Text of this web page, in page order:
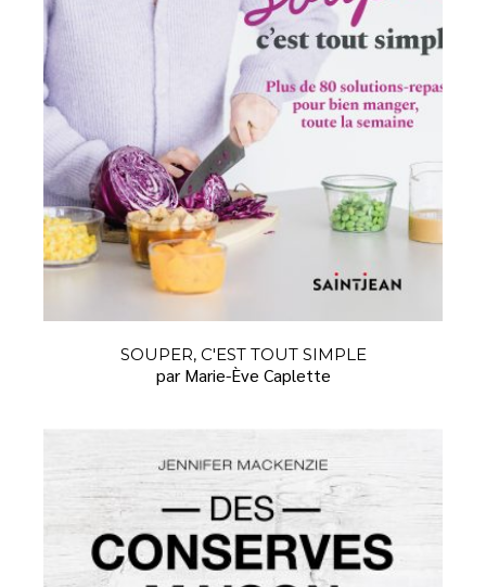
SOUPER, C'EST TOUT SIMPLE
par Marie-Ève Caplette